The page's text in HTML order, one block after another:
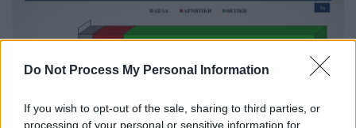
Do Not Process My Personal Information
If you wish to opt-out of the sale, sharing to third parties, or
processing of your personal or sensitive information for